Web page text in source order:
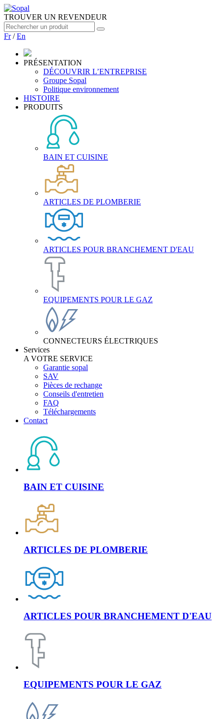
TROUVER UN REVENDEUR
Fr/En
PRÉSENTATION
DÉCOUVRIR L’ENTREPRISE
Groupe Sopal
Politique environnement
HISTOIRE
PRODUITS
BAIN ET CUISINE
ARTICLES DE PLOMBERIE
ARTICLES POUR BRANCHEMENT D'EAU
EQUIPEMENTS POUR LE GAZ
CONNECTEURS ÉLECTRIQUES
Services
A VOTRE SERVICE
Garantie sopal
SAV
Pièces de rechange
Conseils d'entretien
FAQ
Téléchargements
Contact
BAIN ET CUISINE
ARTICLES DE PLOMBERIE
ARTICLES POUR BRANCHEMENT D'EAU
EQUIPEMENTS POUR LE GAZ